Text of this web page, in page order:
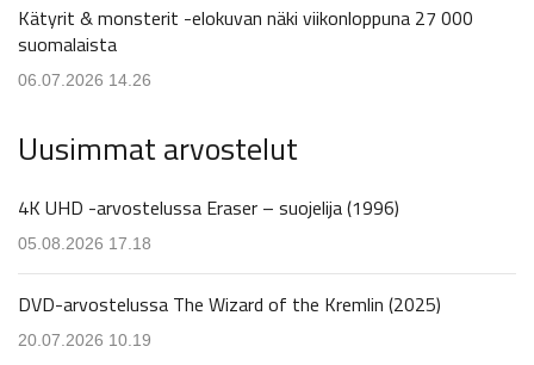
Kätyrit & monsterit -elokuvan näki viikonloppuna 27 000
suomalaista
06.07.2026 14.26
Uusimmat arvostelut
4K UHD -arvostelussa Eraser – suojelija (1996)
05.08.2026 17.18
DVD-arvostelussa The Wizard of the Kremlin (2025)
20.07.2026 10.19